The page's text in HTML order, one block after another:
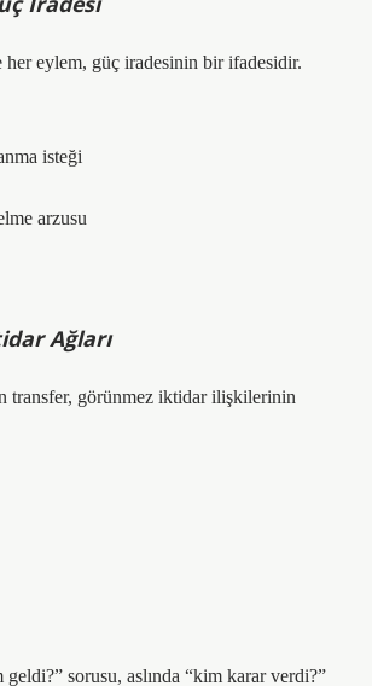
her eylem, güç iradesinin bir ifadesidir.
isteği
arzusu
Ağları
transfer, görünmez iktidar ilişkilerinin
sorusu, aslında “kim karar verdi?”